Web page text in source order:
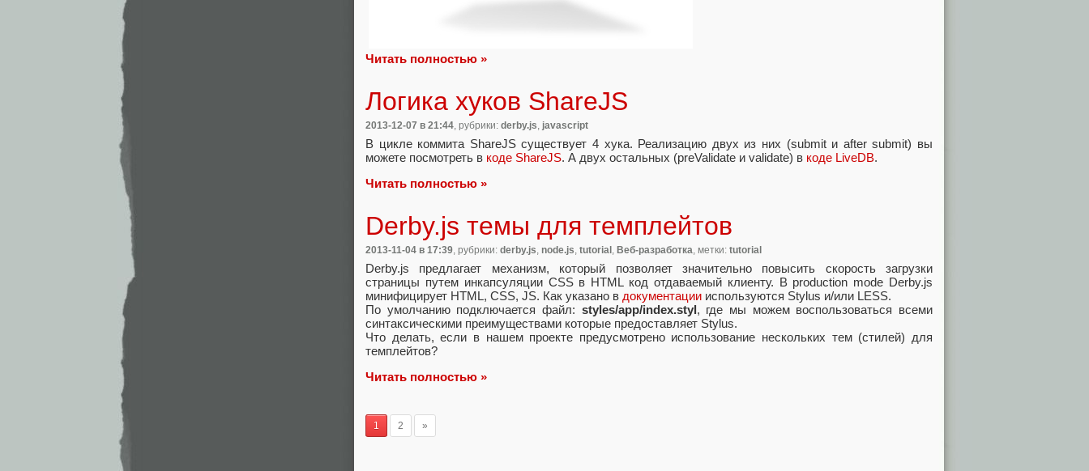
Читать полностью »
Логика хуков ShareJS
2013-12-07 в 21:44, рубрики: derby.js, javascript
В цикле коммита ShareJS существует 4 хука. Реализацию двух из них (submit и after submit) вы
можете посмотреть в коде ShareJS. А двух остальных (preValidate и validate) в коде LiveDB.
Читать полностью »
Derby.js темы для темплейтов
2013-11-04 в 17:39, рубрики: derby.js, node.js, tutorial , Веб-разработка, метки: tutorial
Derby.js предлагает механизм, который позволяет значительно повысить скорость загрузки
страницы путем инкапсуляции CSS в HTML код отдаваемый клиенту. В production mode Derby.js
минифицирует HTML, CSS, JS. Как указано в документации используются Stylus и/или LESS.
По умолчанию подключается файл: styles/app/index.styl, где мы можем воспользоваться всеми
синтаксическими преимуществами которые предоставляет Stylus.
Что делать, если в нашем проекте предусмотрено использование нескольких тем (стилей) для
темплейтов?
Читать полностью »
1 2 »